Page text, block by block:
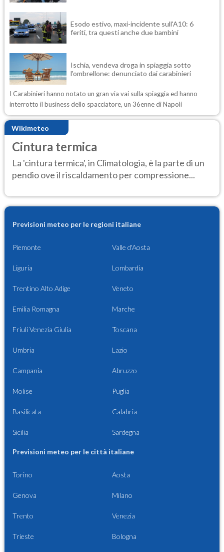
Esodo estivo, maxi-incidente sull'A10: 6
feriti, tra questi anche due bambini
Ischia, vendeva droga in spiaggia sotto
l'ombrellone: denunciato dai carabinieri
I Carabinieri hanno notato un gran via vai sulla spiaggia ed hanno
interrotto il business dello spacciatore, un 36enne di Napoli
Wikimeteo
Cintura termica
La 'cintura termica', in Climatologia, è la parte di un
pendio ove il riscaldamento per compressione...
Previsioni meteo per le regioni italiane
Piemonte Valle d'Aosta
Liguria Lombardia
Trentino Alto Adige Veneto
Emilia Romagna Marche
Friuli Venezia Giulia Toscana
Umbria Lazio
Campania Abruzzo
Molise Puglia
Basilicata Calabria
Sicilia Sardegna
Previsioni meteo per le città italiane
Torino Aosta
Genova Milano
Trento Venezia
Trieste Bologna